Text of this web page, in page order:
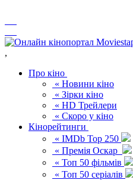
,
Про кіно
« Новини кіно
« Зірки кіно
« HD Трейлери
« Скоро у кіно
Кінорейтинги
« IMDb Top 250
« Премія Оскар
« Топ 50 фільмів
« Топ 50 серіалів